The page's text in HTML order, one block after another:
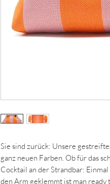
Sie sind zurück: Unsere
ganz neuen Farben. Ob für das
Cocktail an der Strandbar:
den Arm geklemmt ist man ready